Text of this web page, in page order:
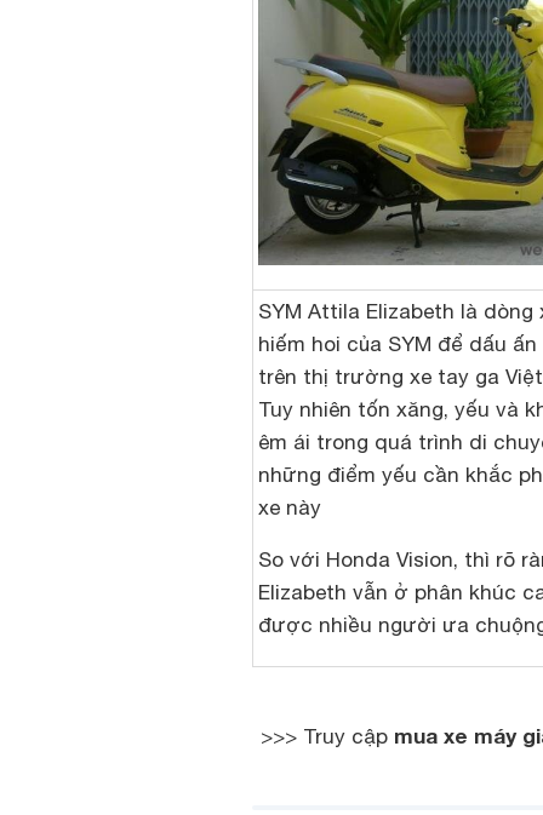
SYM Attila Elizabeth là dòng
hiếm hoi của SYM để dấu
trên thị trường xe tay ga
Tuy nhiên tốn xăng, yếu và
êm ái trong quá trình di
những điểm yếu cần khắc
xe này
So với Honda Vision, thì rõ
Elizabeth vẫn ở phân khúc
được nhiều người ưa
>>> Truy cập mua xe máy